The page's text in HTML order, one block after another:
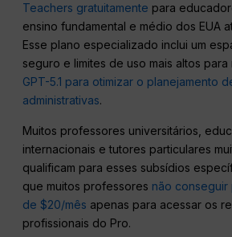
Teachers gratuitamente para
ensino fundamental e médio dos EUA
Esse plano especializado inclui um
seguro e limites de uso mais altos para
GPT-5.1 para otimizar o planejamento
administrativas.
Muitos professores universitários,
internacionais e tutores particulares
qualificam para esses subsídios
que muitos professores não conseguir
de $20/mês apenas para acessar os
profissionais do Pro.